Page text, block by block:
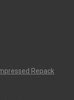
Repack